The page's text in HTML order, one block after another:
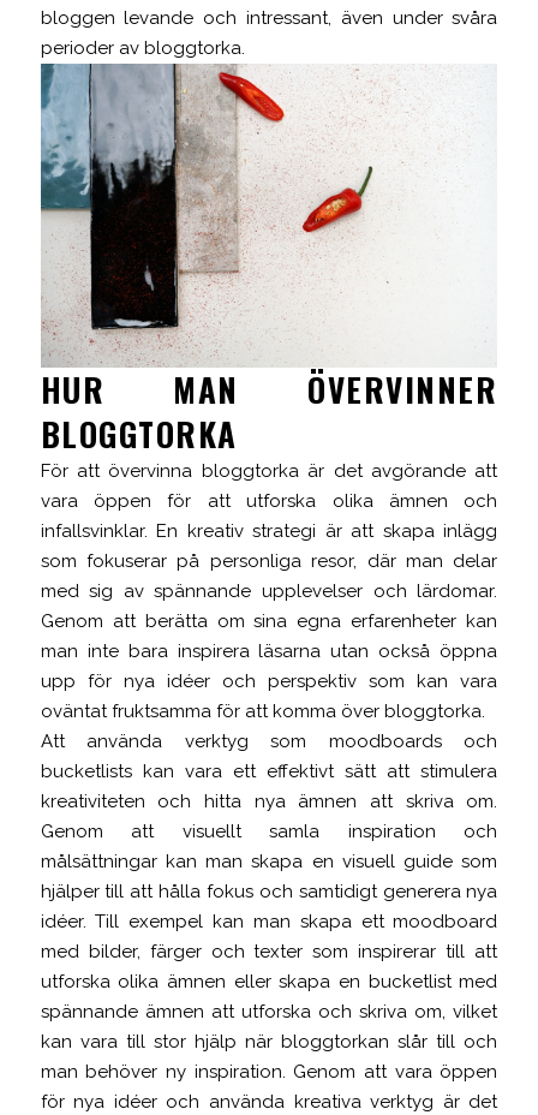
bloggen levande och intressant, även under svåra
perioder av bloggtorka.
HUR MAN ÖVERVINNER
BLOGGTORKA
För att övervinna bloggtorka är det avgörande att
vara öppen för att utforska olika ämnen och
infallsvinklar. En kreativ strategi är att skapa inlägg
som fokuserar på personliga resor, där man delar
med sig av spännande upplevelser och lärdomar.
Genom att berätta om sina egna erfarenheter kan
man inte bara inspirera läsarna utan också öppna
upp för nya idéer och perspektiv som kan vara
oväntat fruktsamma för att komma över bloggtorka.
Att använda verktyg som moodboards och
bucketlists kan vara ett effektivt sätt att stimulera
kreativiteten och hitta nya ämnen att skriva om.
Genom att visuellt samla inspiration och
målsättningar kan man skapa en visuell guide som
hjälper till att hålla fokus och samtidigt generera nya
idéer. Till exempel kan man skapa ett moodboard
med bilder, färger och texter som inspirerar till att
utforska olika ämnen eller skapa en bucketlist med
spännande ämnen att utforska och skriva om, vilket
kan vara till stor hjälp när bloggtorkan slår till och
man behöver ny inspiration. Genom att vara öppen
för nya idéer och använda kreativa verktyg är det